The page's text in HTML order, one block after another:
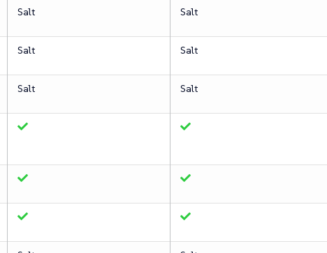
Salt Salt
Salt Salt
Salt Salt